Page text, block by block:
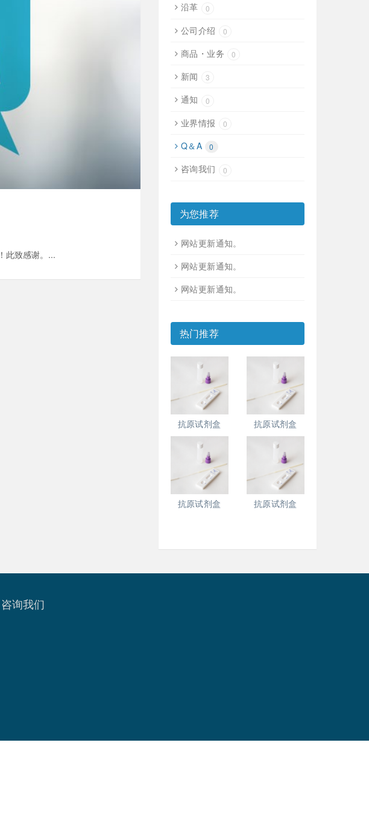
此致感谢。...
沿革 0
公司介绍 0
商品・业务 0
新闻 3
通知 0
业界情报 0
Q＆A 0
咨询我们 0
为您推荐
网站更新通知。
网站更新通知。
网站更新通知。
热门推荐
抗原试剂盒 抗原试剂盒
抗原试剂盒 抗原试剂盒
咨询我们